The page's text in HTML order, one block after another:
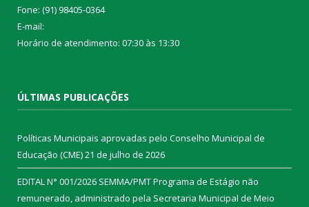
Fone: (91) 98405-0364
E-mail:
Horário de atendimento: 07:30 às 13:30
ÚLTIMAS PUBLICAÇÕES
Políticas Municipais aprovadas pelo Conselho Municipal de
Educação (CME)21 de julho de 2026
EDITAL N° 001/2026 SEMMA/PMT Programa de Estágio não
remunerado, administrado pela Secretaria Municipal de Meio